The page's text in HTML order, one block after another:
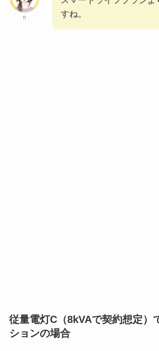
!!
すね。
従量電灯C（8kVAで契約想定）
ションの場合